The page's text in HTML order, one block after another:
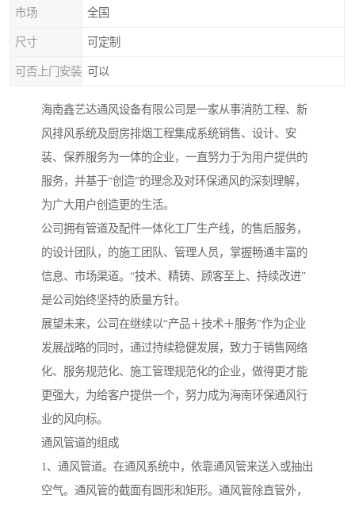
市场 全国
尺寸 可定制
可否上门安装 可以
海南鑫艺达通风设备有限公司是一家从事消防工程、新
风排风系统及厨房排烟工程集成系统销售、设计、安
装、保养服务为一体的企业，一直努力于为用户提供的
服务，并基于“创造”的理念及对环保通风的深刻理解，
为广大用户创造更的生活。
公司拥有管道及配件一体化工厂生产线，的售后服务，
的设计团队，的施工团队、管理人员，掌握畅通丰富的
信息、市场渠道。“技术、精铸、顾客至上、持续改进”
是公司始终坚持的质量方针。
展望未来，公司在继续以“产品＋技术＋服务”作为企业
发展战略的同时，通过持续稳健发展，致力于销售网络
化、服务规范化、施工管理规范化的企业，做得更才能
更强大，为给客户提供一个，努力成为海南环保通风行
业的风向标。
通风管道的组成
1、通风管道。在通风系统中，依靠通风管来送入或抽出
空气。通风管的截面有圆形和矩形。通风管除直管外，